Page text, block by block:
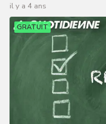
il y a 4 ans
GRATUIT